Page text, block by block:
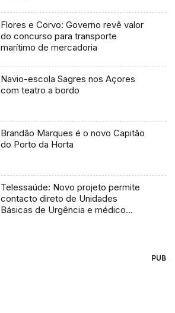
Flores e Corvo: Governo revê valor
do concurso para transporte
marítimo de mercadoria
Navio-escola Sagres nos Açores
com teatro a bordo
Brandão Marques é o novo Capitão
do Porto da Horta
Telessaúde: Novo projeto permite
contacto direto de Unidades
Básicas de Urgência e médico
PUB